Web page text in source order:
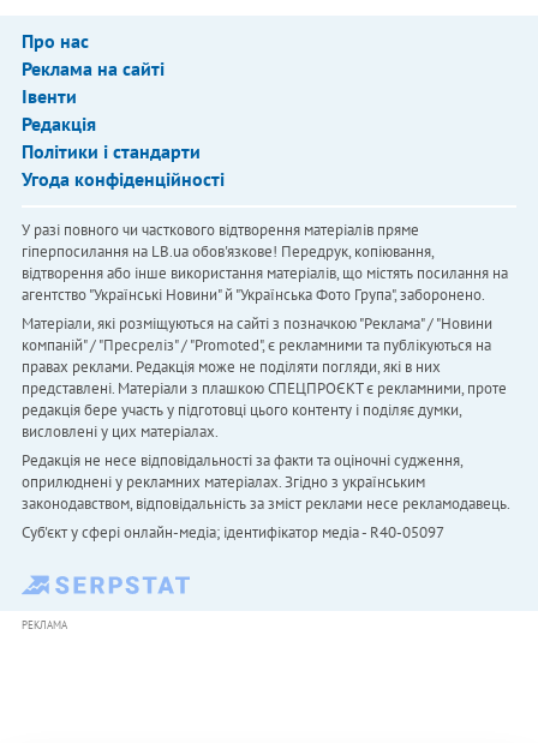
Про нас
Реклама на сайті
Івенти
Редакція
Політики і стандарти
Угода конфіденційності
У разі повного чи часткового відтворення матеріалів пряме
гіперпосилання на LB.ua обов'язкове! Передрук, копіювання,
відтворення або інше використання матеріалів, що містять посилання на
агентство "Українськi Новини" й "Українська Фото Група", заборонено.
Матеріали, які розміщуються на сайті з позначкою "Реклама" / "Новини
компаній" / "Пресреліз" / "Promoted", є рекламними та публікуються на
правах реклами. Редакція може не поділяти погляди, які в них
представлені. Матеріали з плашкою СПЕЦПРОЄКТ є рекламними, проте
редакція бере участь у підготовці цього контенту і поділяє думки,
висловлені у цих матеріалах.
Редакція не несе відповідальності за факти та оціночні судження,
оприлюднені у рекламних матеріалах. Згідно з українським
законодавством, відповідальність за зміст реклами несе рекламодавець.
Cуб'єкт у сфері онлайн-медіа; ідентифікатор медіа - R40-05097
РЕКЛАМА